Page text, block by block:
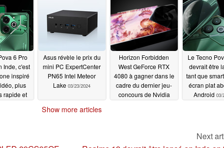
6 Pro
Inde, c'est
inspiré
plus
rapide et
Asus révèle le prix du
mini PC ExpertCenter
PN65 Intel Meteor
Lake 03/23/2024
Horizon Forbidden
West GeForce RTX
4080 à gagner dans le
cadre du dernier jeu-
concours de Nvidia
Le Tecno
devrait être
tant que
écran plat
Android 03/
Show more articles
Next